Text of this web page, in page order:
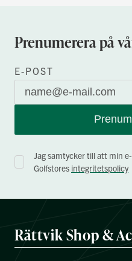
Prenumerera på
E-POST
Jag samtycker till att min
Golfstores integritetspolicy
Rättvik Shop &